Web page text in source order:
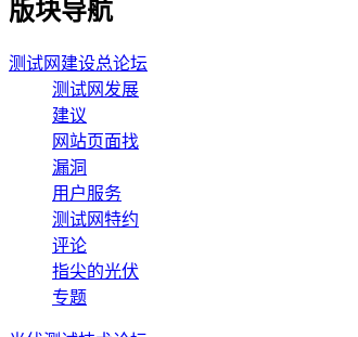
版块导航
测试网建设总论坛
测试网发展
建议
网站页面找
漏洞
用户服务
测试网特约
评论
指尖的光伏
专题